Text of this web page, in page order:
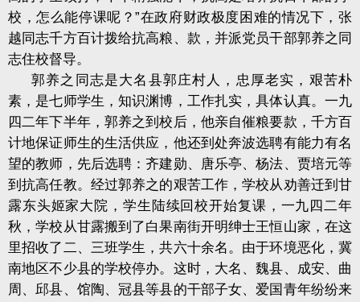
校，怎么能停课呢？”在政府财政极度困难的情况下，张
越同志千方百计拨给抗高粮、款，并派党员干部郭养之同
志住校督导。
郭养之同志是大名县郭庄村人，忠厚老实，艰苦朴
素，是七师学生，知识渊博，工作扎实，具体认真。一九
四二年下半年，郭养之到校后，他亲自催粮要款，千方百
计地保证师生的生活供应，他还到处奔波选聘有能力有名
望的教师，先后选聘：齐建勋、唐乐亭、杨法、贾培元等
到抗高任教。经过郭养之的艰苦工作，学校从劝善迁到甘
露东头姬家大院，学生陆续回校开始复课，一九四二年
秋，学校从甘露搬到了白果南街开明绅士王恒山家，在这
里招收了二、三班学生，共六十余名。由于环境恶化，冀
南地区不少县的学校停办。这时，大名、魏县、成安、曲
周、邱县、馆陶、冠县等县的干部子女、爱国青年纷纷来